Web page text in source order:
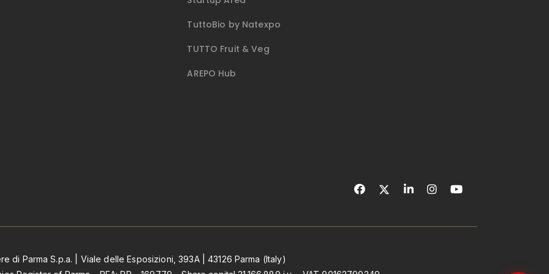
TuttoBio by Natexpo
TUTTO Fruit & Veg
AREPO Hub
di Parma S.p.a. | Viale delle Esposizioni, 393A | 43126 Parma (Italy)